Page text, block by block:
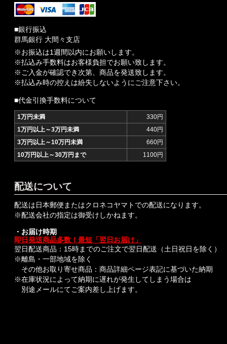
■銀行振込
群馬銀行 大間々支店
※お振込は1週間以内にお願いします。
※払込み手数料はお客様負担でお願い致します。
※ご入金が確認でき次第、商品を発送致します。
※払込み時の控えは紛失しないようにご注意下さい。
■代金引換手数料について
1万円未満
330円
1万円以上～3万円未満
440円
3万円以上～10万円未満
660円
10万円以上～30万円まで
1100円
配送について
配送は日本郵便またはクロネコヤマトでの配送になります。
※配送会社の指定は御受けしかねます。
・お届け時期
即日発送商品多数！最短「翌日お届け」
翌日配送商品：15時までのご注文で翌日配送（土日祝日を除く）
※離島・一部地域を除く
その他お取り寄せ商品：商品詳細ページ表記に基づいた納期
※在庫状況によって納期に遅れが発生してしまう場合は
別途メールにてご案内差し上げます。